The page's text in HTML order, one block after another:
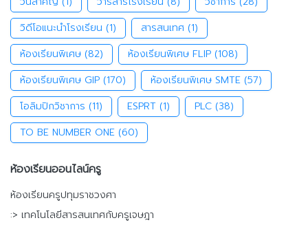
วิดีโอแนะนำโรงเรียน (1) สารสนเทศ (1)
ห้องเรียนพิเศษ (82) ห้องเรียนพิเศษ FLIP (108)
ห้องเรียนพิเศษ GIP (170) ห้องเรียนพิเศษ SMTE (57)
โอลิมปิกวิชาการ (11) ESPRT (1) PLC (38)
TO BE NUMBER ONE (60)
ห้องเรียนออนไลน์ครู
ห้องเรียนครูปทุมราชวงศา
:> เทคโนโลยีสารสนเทศกับครูเจษฎา